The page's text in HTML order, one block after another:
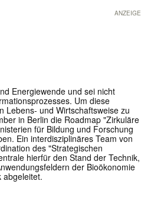
ANZEIGE
Energiewende und sei nicht
Um diese
Lebens- und Wirtschaftsweise zu
in Berlin die Roadmap "Zirkuläre
für Bildung und Forschung
Ein interdisziplinäres Team von
des "Strategischen
hierfür den Stand der Technik,
der Bioökonomie
abgeleitet.